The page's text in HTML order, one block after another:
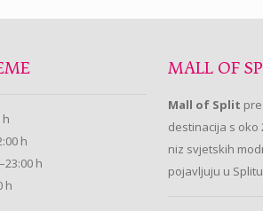
h
h
h
h
MALL OF
Mall of Split
destinacija s oko
niz svjetskih
pojavljuju u